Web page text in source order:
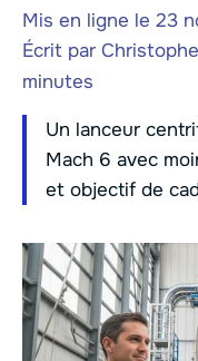
Mis en ligne le 23
Écrit par
minutes
Un lanceur
Mach 6 avec
et objectif de